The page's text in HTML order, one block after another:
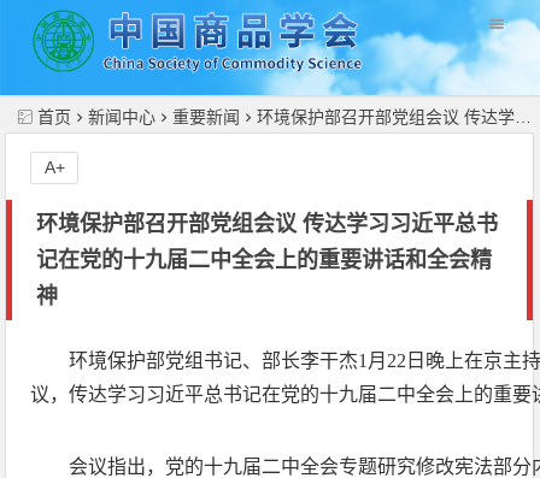
首页 新闻中心 重要新闻 环境保护部召开部党组会议 传达学习习近平总书记在党的十九届二中全会上的重要讲话和全会精神
环境保护部召开部党组会议 传达学习习近平总书
记在党的十九届二中全会上的重要讲话和全会精
神
A+
环境保护部党组书记、部长李干杰1月22日晚上在京主
议，传达学习习近平总书记在党的十九届二中全会上的重要
会议指出，党的十九届二中全会专题研究修改宪法部